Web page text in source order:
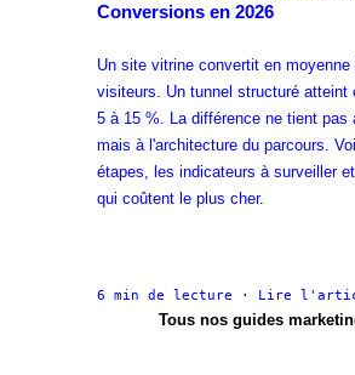
Conversions en 2026
Un site vitrine convertit en
visiteurs. Un tunnel structuré atteint
5 à 15 %. La différence ne tient pas
mais à l'architecture du parcours.
étapes, les indicateurs à surveiller
qui coûtent le plus cher.
6 min de lecture · Lire
Tous nos guides